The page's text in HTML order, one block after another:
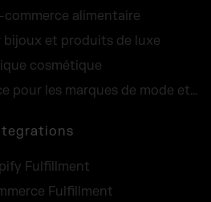
alimentaire
et produits de luxe
cosmétique
Fulfillment e-commerce pour les marques de mode et lifestyle
Fulfillment
Fulfillment